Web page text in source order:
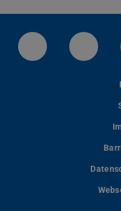
LinkedIn-Seite